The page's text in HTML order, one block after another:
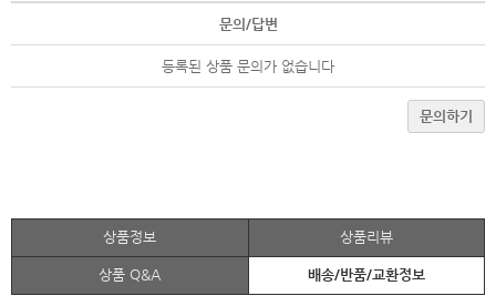
문의/답변
등록된 상품 문의가 없습니다
문의하기
상품정보 상품리뷰
상품 Q&A 배송/반품/교환정보